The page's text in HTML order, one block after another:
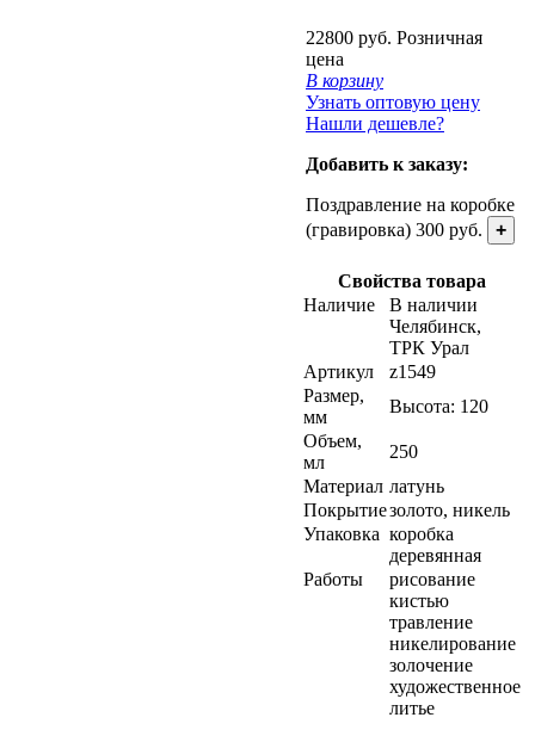
22800 руб. Розничная
цена
В корзину
Узнать оптовую цену
Нашли дешевле?
Добавить к заказу:
Поздравление на коробке
(гравировка) 300 руб.
+
Свойства товара
Наличие
В наличии
Челябинск,
ТРК Урал
Артикул
z1549
Размер,
мм
Высота: 120
Объем,
мл
250
Материал латунь
Покрытиезолото, никель
Упаковка коробка
деревянная
Работы
рисование
кистью
травление
никелирование
золочение
художественное
литье